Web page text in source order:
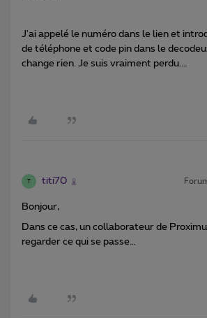
J'ai appelé le numéro dans le lien et
de téléphone et code pin dans le
change rien. Je suis vraiment perdu.…
titi70
Bonjour,
Dans ce cas, un collaborateur de
regarder ce qui se passe…